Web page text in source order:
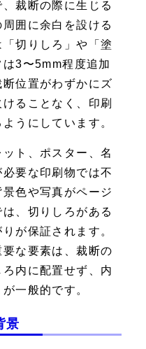
裁断の際に生じる
囲に余白を設ける
切りしろ」や「塗
3〜5mm程度追加
位置がわずかにズ
ることなく、印刷
うにしています。
ト、ポスター、名
要な印刷物では不
色や写真がページ
、切りしろがある
が保証されます。
な要素は、裁断の
内に配置せず、内
一般的です。
景